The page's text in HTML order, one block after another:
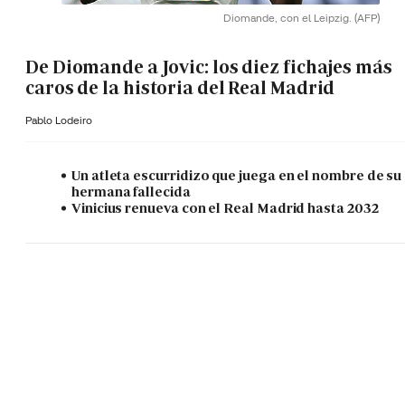
Diomande, con el Leipzig. (AFP)
De Diomande a Jovic: los diez fichajes más
caros de la historia del Real Madrid
Pablo Lodeiro
Un atleta escurridizo que juega en el nombre de su
hermana fallecida
Vinicius renueva con el Real Madrid hasta 2032